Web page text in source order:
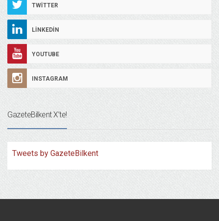
TWITTER
LINKEDIN
YOUTUBE
INSTAGRAM
GazeteBilkent X’te!
Tweets by GazeteBilkent